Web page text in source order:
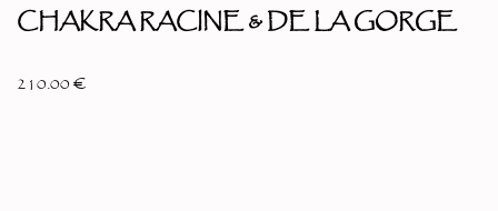
CHAKRA RACINE & DE LA GORGE
210.00€